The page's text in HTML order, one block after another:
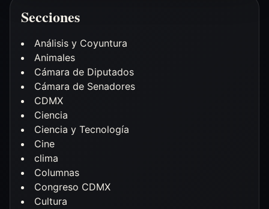
Secciones
Análisis y Coyuntura
Animales
Cámara de Diputados
Cámara de Senadores
CDMX
Ciencia
Ciencia y Tecnología
Cine
clima
Columnas
Congreso CDMX
Cultura